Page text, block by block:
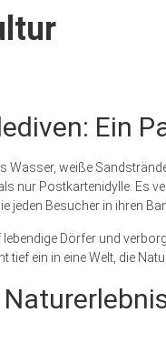
Ein
Wasser, weiße
nur Postkartenidylle. Es
jeden Besucher in ihren
Dörfer und
tief ein in eine Welt, die